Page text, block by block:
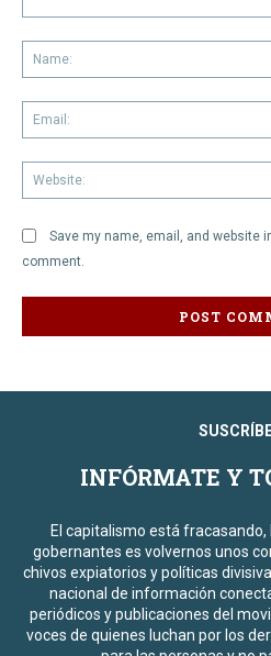
Save my name, email, and website
comment.
INFÓRMATE Y
El capitalismo está
gobernantes es volvernos unos
chivos expiatorios y políticas
nacional de información
periódicos y publicaciones del
voces de quienes luchan por los